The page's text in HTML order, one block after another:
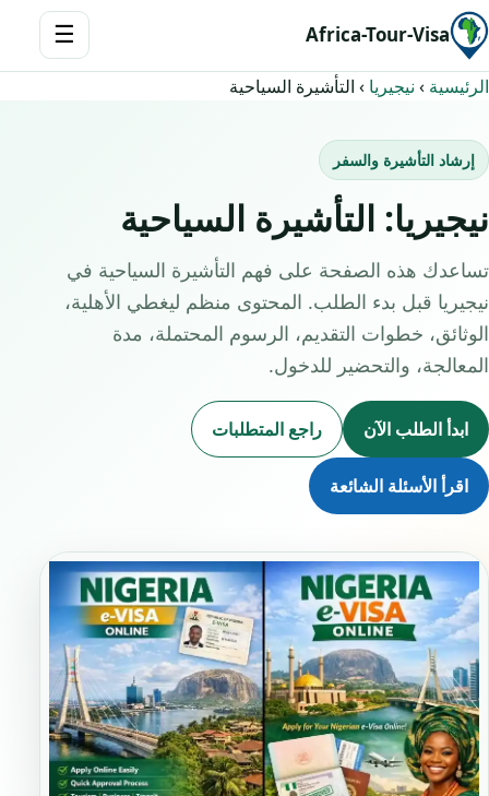
Africa-Tour-Visa
☰
الرئيسية › نيجيريا › التأشيرة السياحية
إرشاد التأشيرة والسفر
نيجيريا: التأشيرة السياحية
تساعدك هذه الصفحة على فهم التأشيرة السياحية في
نيجيريا قبل بدء الطلب. المحتوى منظم ليغطي الأهلية،
الوثائق، خطوات التقديم، الرسوم المحتملة، مدة
المعالجة، والتحضير للدخول.
ابدأ الطلب الآن راجع المتطلبات
اقرأ الأسئلة الشائعة